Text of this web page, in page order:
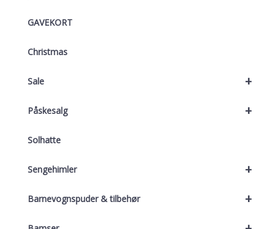
GAVEKORT
Christmas
+
Sale
+
Påskesalg
Solhatte
+
Sengehimler
+
Barnevognspuder & tilbehør